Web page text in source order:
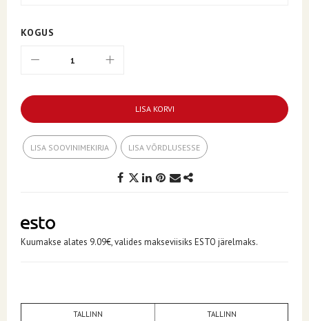
KOGUS
LISA KORVI
LISA SOOVINIMEKIRJA LISA VÕRDLUSESSE
Kuumakse alates 9.09€, valides makseviisiks ESTO järelmaks.
TALLINN
TALLINN